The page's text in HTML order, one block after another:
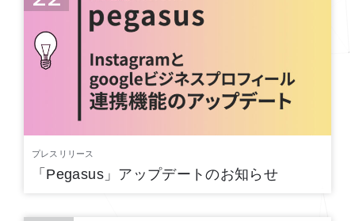
プレスリリース
「Pegasus」アップデートのお知らせ